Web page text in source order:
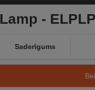
Lamp -
Saderīgums